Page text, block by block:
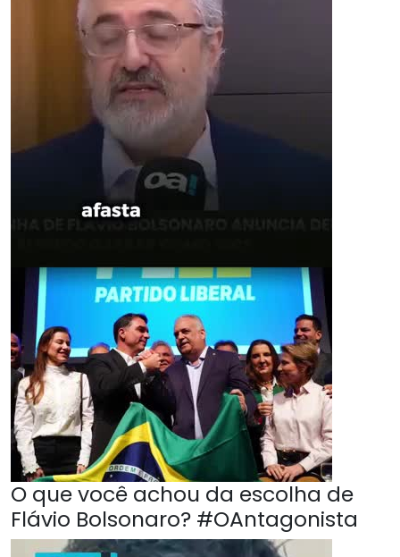
O que você achou da escolha de
Flávio Bolsonaro? #OAntagonista